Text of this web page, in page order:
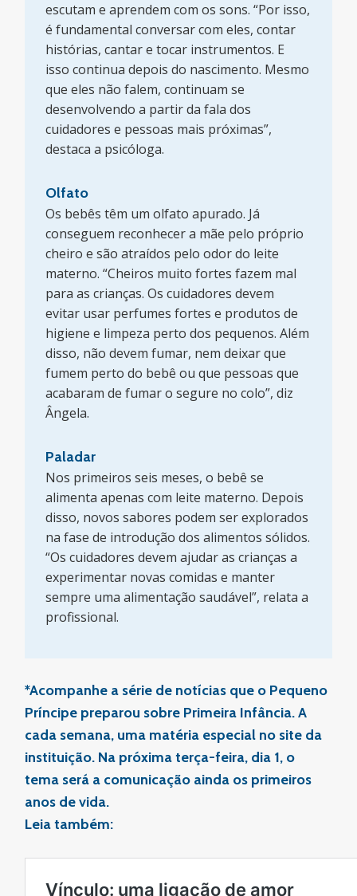
escutam e aprendem com os sons. “Por isso,
é fundamental conversar com eles, contar
histórias, cantar e tocar instrumentos. E
isso continua depois do nascimento. Mesmo
que eles não falem, continuam se
desenvolvendo a partir da fala dos
cuidadores e pessoas mais próximas”,
destaca a psicóloga.
Olfato
Os bebês têm um olfato apurado. Já
conseguem reconhecer a mãe pelo próprio
cheiro e são atraídos pelo odor do leite
materno. “Cheiros muito fortes fazem mal
para as crianças. Os cuidadores devem
evitar usar perfumes fortes e produtos de
higiene e limpeza perto dos pequenos. Além
disso, não devem fumar, nem deixar que
fumem perto do bebê ou que pessoas que
acabaram de fumar o segure no colo”, diz
Ângela.
Paladar
Nos primeiros seis meses, o bebê se
alimenta apenas com leite materno. Depois
disso, novos sabores podem ser explorados
na fase de introdução dos alimentos sólidos.
“Os cuidadores devem ajudar as crianças a
experimentar novas comidas e manter
sempre uma alimentação saudável”, relata a
profissional.
*Acompanhe a série de notícias que o Pequeno
Príncipe preparou sobre Primeira Infância. A
cada semana, uma matéria especial no site da
instituição. Na próxima terça-feira, dia 1, o
tema será a comunicação ainda os primeiros
anos de vida.
Leia também: